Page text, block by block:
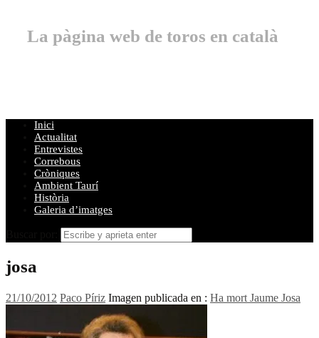
La pàgina web de toros en català
Inici
Actualitat
Entrevistes
Correbous
Cròniques
Ambient Taurí
Història
Galeria d’imatges
josa
21/10/2012 Paco Píriz Imagen publicada en : Ha mort Jaume Josa